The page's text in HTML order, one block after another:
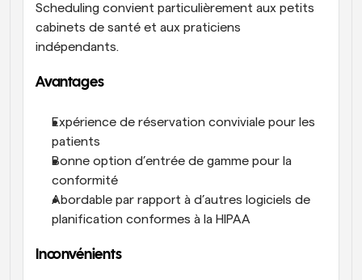
Scheduling convient particulièrement aux petits
cabinets de santé et aux praticiens
indépendants.
Avantages
Expérience de réservation conviviale pour les
patients
Bonne option d’entrée de gamme pour la
conformité
Abordable par rapport à d’autres logiciels de
planification conformes à la HIPAA
Inconvénients